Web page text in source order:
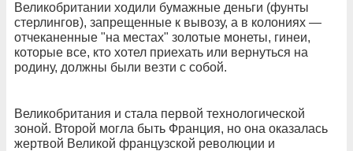
Великобритании ходили бумажные деньги (фунты
стерлингов), запрещенные к вывозу, а в колониях —
отчеканенные "на местах" золотые монеты, гинеи,
которые все, кто хотел приехать или вернуться на
родину, должны были везти с собой.
Великобритания и стала первой технологической
зоной. Второй могла быть Франция, но она оказалась
жертвой Великой французской революции и